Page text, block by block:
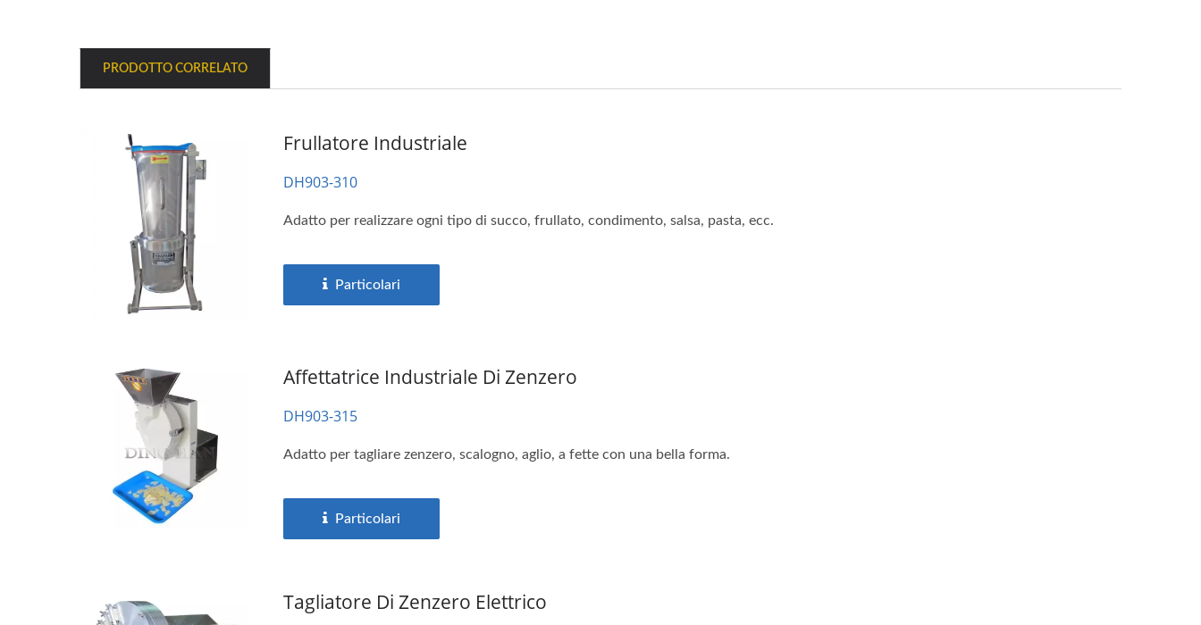
PRODOTTO CORRELATO
Frullatore Industriale
DH903-310
Adatto per realizzare ogni tipo di succo, frullato, condimento, salsa, pasta, ecc.
Particolari
Affettatrice Industriale Di Zenzero
DH903-315
Adatto per tagliare zenzero, scalogno, aglio, a fette con una bella forma.
Particolari
Tagliatore Di Zenzero Elettrico